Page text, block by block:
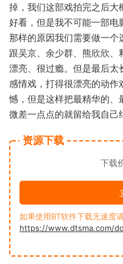
掉，我们这部戏拍完之后
好看，但是我不可能一部
那样的原因我们需要做一
跟吴京、余少群、熊欣欣
漂亮、很过瘾。但是最后
感情戏，打得很漂亮的动作
憾，但是这样把最精华的、
微差一点点的就留给我自己
资源下载
下载
如果使用BT软件下载无速度
https://www.dtsma.com/